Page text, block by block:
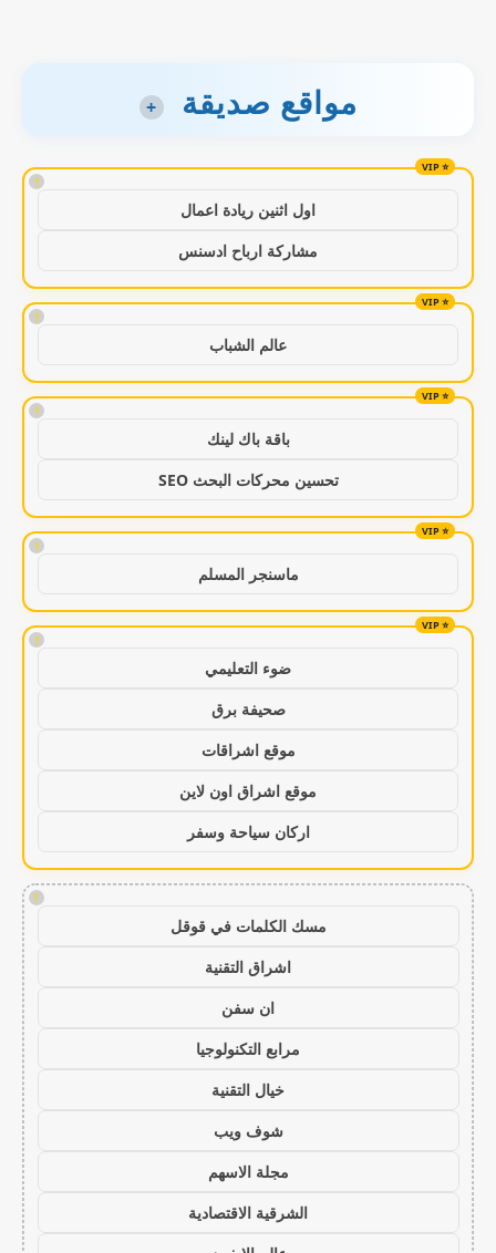
مواقع صديقة +
!
اول اثنين ريادة اعمال
مشاركة ارباح ادسنس
!
عالم الشباب
!
باقة باك لينك
تحسين محركات البحث SEO
!
ماسنجر المسلم
!
ضوء التعليمي
صحيفة برق
موقع اشراقات
موقع اشراق اون لاين
اركان سياحة وسفر
!
مسك الكلمات في قوقل
اشراق التقنية
ان سفن
مرابع التكنولوجيا
خيال التقنية
شوف ويب
مجلة الاسهم
الشرقية الاقتصادية